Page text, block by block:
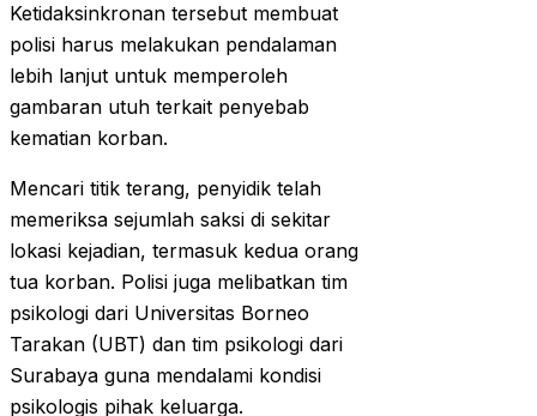
Ketidaksinkronan tersebut membuat
polisi harus melakukan pendalaman
lebih lanjut untuk memperoleh
gambaran utuh terkait penyebab
kematian korban.
Mencari titik terang, penyidik telah
memeriksa sejumlah saksi di sekitar
lokasi kejadian, termasuk kedua orang
tua korban. Polisi juga melibatkan tim
psikologi dari Universitas Borneo
Tarakan (UBT) dan tim psikologi dari
Surabaya guna mendalami kondisi
psikologis pihak keluarga.